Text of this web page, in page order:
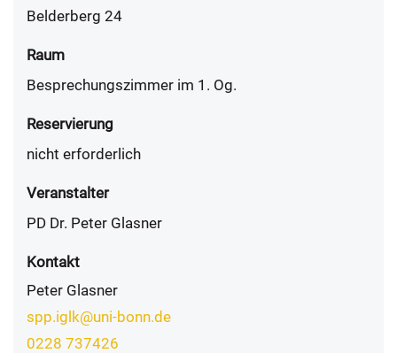
Belderberg 24
Raum
Besprechungszimmer im 1. Og.
Reservierung
nicht erforderlich
Veranstalter
PD Dr. Peter Glasner
Kontakt
Peter Glasner
spp.iglk@uni-bonn.de
0228 737426